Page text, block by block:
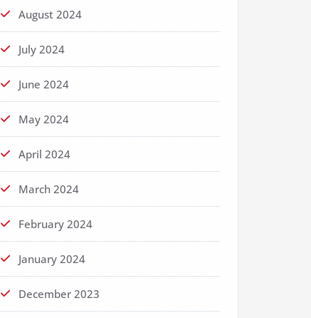
August 2024
July 2024
June 2024
May 2024
April 2024
March 2024
February 2024
January 2024
December 2023